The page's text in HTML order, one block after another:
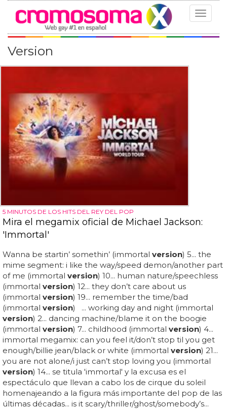
Toggle
Version
5 MINUTOS DE LOS HITS DEL REY DEL POP
Mira el megamix oficial de Michael Jackson:
'Immortal'
Wanna be startin’ somethin’ (immortal version) 5... the
mime segment: i like the way/speed demon/another part
of me (immortal version) 10... human nature/speechless
(immortal version) 12... they don’t care about us
(immortal version) 19... remember the time/bad
(immortal version) ... working day and night (immortal
version) 2... dancing machine/blame it on the boogie
(immortal version) 7... childhood (immortal version) 4...
immortal megamix: can you feel it/don’t stop til you get
enough/billie jean/black or white (immortal version) 21...
you are not alone/i just can’t stop loving you (immortal
version) 14... se titula 'immortal' y la excusa es el
espectáculo que llevan a cabo los de cirque du soleil
homenajeando a la figura más importante del pop de las
últimas décadas... is it scary/thriller/ghost/somebody’s...